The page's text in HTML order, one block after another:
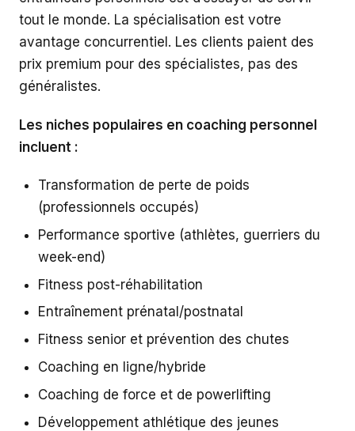
tout le monde. La spécialisation est votre
avantage concurrentiel. Les clients paient des
prix premium pour des spécialistes, pas des
généralistes.
Les niches populaires en coaching personnel
incluent :
Transformation de perte de poids
(professionnels occupés)
Performance sportive (athlètes, guerriers du
week-end)
Fitness post-réhabilitation
Entraînement prénatal/postnatal
Fitness senior et prévention des chutes
Coaching en ligne/hybride
Coaching de force et de powerlifting
Développement athlétique des jeunes